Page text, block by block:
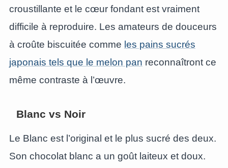
croustillante et le cœur fondant est vraiment
difficile à reproduire. Les amateurs de douceurs
à croûte biscuitée comme les pains sucrés
japonais tels que le melon pan reconnaîtront ce
même contraste à l’œuvre.
Blanc vs Noir
Le Blanc est l’original et le plus sucré des deux.
Son chocolat blanc a un goût laiteux et doux.